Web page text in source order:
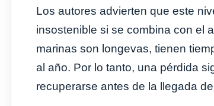
Los autores advierten que este
insostenible si se combina con el
marinas son longevas, tienen
al año. Por lo tanto, una pérdida
recuperarse antes de la llegada